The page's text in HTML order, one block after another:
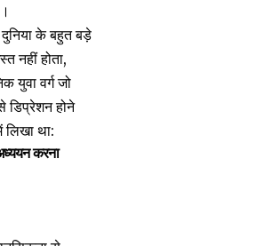
के बहुत बड़े
नहीं होता,
युवा वर्ग जो
डिप्रेशन होने
लिखा था:
करना